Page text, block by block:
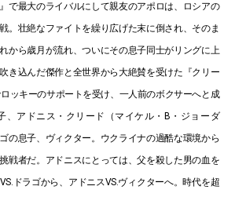
で最大のライバルにして親友のアポロは、ロシアの
。壮絶なファイトを繰り広げた末に倒され、そのま
から歳月が流れ、ついにその息子同士がリングに上
き込んだ傑作と全世界から大絶賛を受けた『クリー
ッキーのサポートを受け、一人前のボクサーへと成
、アドニス・クリード（マイケル・B・ジョーダ
の息子、ヴィクター。ウクライナの過酷な環境から
戦者だ。アドニスにとっては、父を殺した男の血を
ドラゴから、アドニスVS.ヴィクターへ。時代を超